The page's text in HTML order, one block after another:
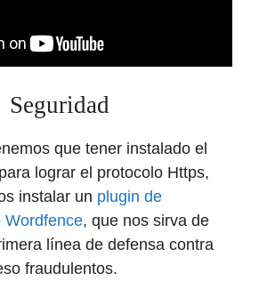
Seguridad
que tener instalado el
lograr el protocolo Https,
instalar un plugin de
Wordfence, que nos sirva de
línea de defensa contra
fraudulentos.